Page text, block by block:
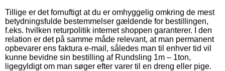
Tillige er det fornuftigt at du er omhyggelig omkring de mest
betydningsfulde bestemmelser gældende for bestillingen,
f.eks. hvilken returpolitik internet shoppen garanterer. I den
relation er det på samme måde relevant, at man permanent
opbevarer ens faktura e-mail, således man til enhver tid vil
kunne bevidne sin bestilling af Rundsling 1m – 1ton,
ligegyldigt om man søger efter varer til en dreng eller pige.